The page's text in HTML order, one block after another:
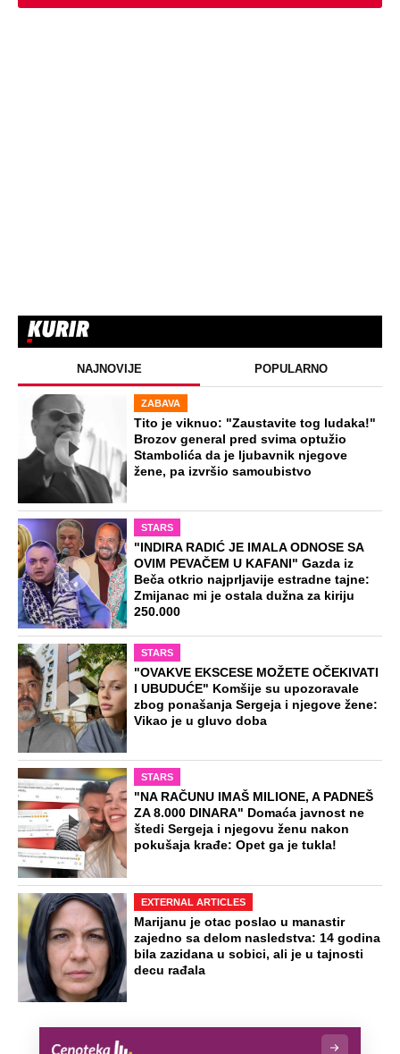
NAJNOVIJE POPULARNO
ZABAVA
Tito je viknuo: "Zaustavite tog ludaka!"
Brozov general pred svima optužio
Stambolića da je ljubavnik njegove
žene, pa izvršio samoubistvo
STARS
"INDIRA RADIĆ JE IMALA ODNOSE SA
OVIM PEVAČEM U KAFANI" Gazda iz
Beča otkrio najprljavije estradne tajne:
Zmijanac mi je ostala dužna za kiriju
250.000
STARS
"OVAKVE EKSCESE MOŽETE OČEKIVATI
I UBUDUĆE" Komšije su upozoravale
zbog ponašanja Sergeja i njegove žene:
Vikao je u gluvo doba
STARS
"NA RAČUNU IMAŠ MILIONE, A PADNEŠ
ZA 8.000 DINARA" Domaća javnost ne
štedi Sergeja i njegovu ženu nakon
pokušaja krađe: Opet ga je tukla!
EXTERNAL ARTICLES
Marijanu je otac poslao u manastir
zajedno sa delom nasledstva: 14 godina
bila zazidana u sobici, ali je u tajnosti
decu rađala